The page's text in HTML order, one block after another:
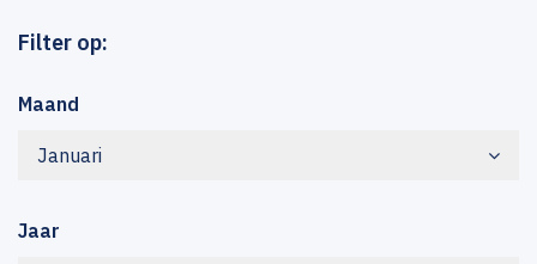
Filter op:
Maand
Januari
Jaar